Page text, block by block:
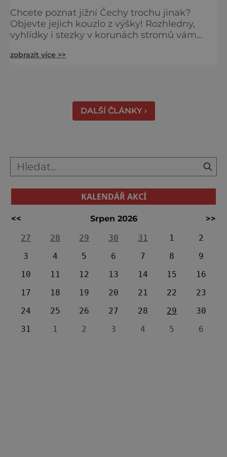
Chcete poznat jižní Čechy trochu jinak?
Objevte jejich kouzlo z výšky! Rozhledny,
vyhlídky i stezky v korunách stromů vám
města i Alpy v dálce. Ptačí pozorovatelna
zobrazit více >>
DALŠÍ ČLÁNKY ›
KALENDÁŘ AKCÍ
<< Srpen 2026
>>
27
28 29 30 31 1
2
3
4 5 6 7 8
9
10
11 12 13 14 15
16
17
18 19 20 21 22
23
24
25 26 27 28 29
30
31
1 2 3 4 5 6